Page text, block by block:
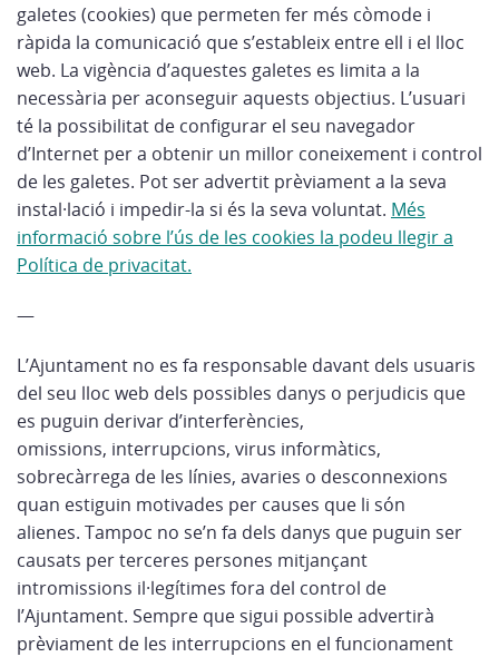
galetes (cookies) que permeten fer més còmode i
ràpida la comunicació que s’estableix entre ell i el lloc
web. La vigència d’aquestes galetes es limita a la
necessària per aconseguir aquests objectius. L’usuari
té la possibilitat de configurar el seu navegador
d’Internet per a obtenir un millor coneixement i control
de les galetes. Pot ser advertit prèviament a la seva
instal·lació i impedir-la si és la seva voluntat. Més
informació sobre l’ús de les cookies la podeu llegir a
Política de privacitat.
—
L’Ajuntament no es fa responsable davant dels usuaris
del seu lloc web dels possibles danys o perjudicis que
es puguin derivar d’interferències,
omissions, interrupcions, virus informàtics,
sobrecàrrega de les línies, avaries o desconnexions
quan estiguin motivades per causes que li són
alienes. Tampoc no se’n fa dels danys que puguin ser
causats per terceres persones mitjançant
intromissions il·legítimes fora del control de
l’Ajuntament. Sempre que sigui possible advertirà
prèviament de les interrupcions en el funcionament